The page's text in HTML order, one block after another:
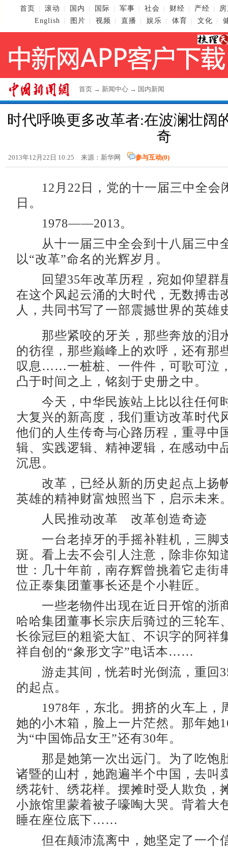
首页 滚动 国内 国际 军事 社会 财经 产经
English
图片 视频 直播 娱乐 体育 文化
首页 → 新闻中心 → 国内新闻
时代呼唤更多改革者:在波澜壮阔
奇
2013年12月22日 10:25 来源：新华网 参与互动(0)
12月22日，党的十一届三中全会
日。
1978——2013。
从十一届三中全会到十八届三中
以“改革”命名的光辉岁月。
回望35年改革历程，宛如仰望群
在这个风起云涌的大时代，无数搏击
人，共同书写了一部震撼世界的英雄
那些紧咬的牙关，那些奔放的泪
的彷徨，那些巅峰上的欢呼，还有那
叹息……一桩桩、一件件，可歌可泣
凸于时间之上，铭刻于史册之中。
今天，中华民族站上比以往任何
大复兴的新高度，我们重访改革时代
他们的人生传奇与心路历程，重寻中
辑、实践逻辑、精神逻辑，在感动中
沉思。
改革，已经从新的历史起点上扬
英雄的精神财富烛照当下，启示未来
人民推动改革 改革创造奇迹
一台老掉牙的手摇补鞋机，三脚
斑。看上去不会引人注意，除非你知
世：几十年前，南存辉曾挑着它走街
位正泰集团董事长还是个小鞋匠。
一些老物件出现在近日开馆的浙
哈哈集团董事长宗庆后骑过的三轮车
长徐冠巨的粗瓷大缸、不识字的阿祥
祥自创的“象形文字”电话本……
游走其间，恍若时光倒流，重回
的起点。
1978年，东北。拥挤的火车上，
她的小木箱，脸上一片茫然。那年她
为“中国饰品女王”还有30年。
那是她第一次出远门。为了吃饱
诸暨的山村，她跑遍半个中国，去叫
绣花针、绣花样。摆摊时受人欺负，
小旅馆里蒙着被子嚎啕大哭。背着大
睡在座位底下……
但在颠沛流离中，她坚定了一个